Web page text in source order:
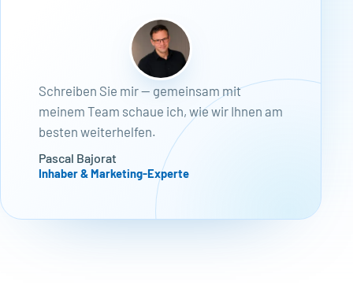
Schreiben Sie mir — gemeinsam mit
meinem Team schaue ich, wie wir Ihnen am
besten weiterhelfen.
Pascal Bajorat
Inhaber & Marketing-Experte